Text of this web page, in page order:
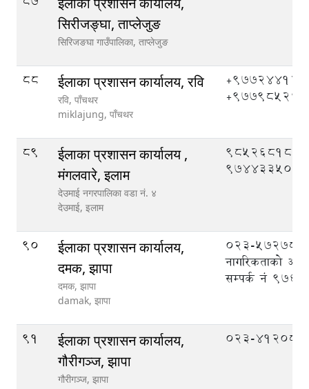
सिरीजङ्घा, ताप्लेजुङ
सिरिजङघा गाउँपालिका, ताप्लेजुङ
88 ईलाका प्रशासन कार्यालय, रवि
रवि, पाँचथर
miklajung, पाँचथर
89
ईलाका प्रशासन कार्यालय ,
मंगलवारे, इलाम
देउमाई नगरपालिका वडा नं. ४
देउमाई, इलाम
9744335089
90
ईलाका प्रशासन कार्यालय,
दमक, झापा
दमक, झापा
damak, झापा
023-572789,
नागरिकताको
सम्पर्क नं
91
ईलाका प्रशासन कार्यालय,
गौरीगञ्ज, झापा
गौरीगञ्ज, झापा
023-412087